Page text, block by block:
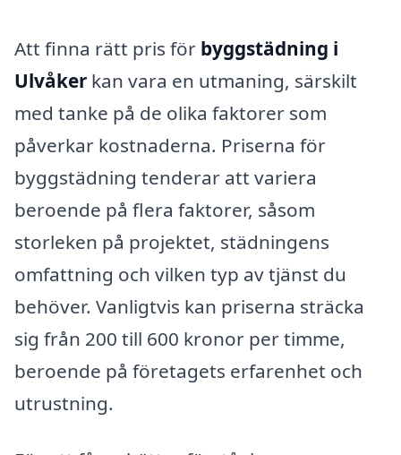
Att finna rätt pris för byggstädning i
Ulvåker kan vara en utmaning, särskilt
med tanke på de olika faktorer som
påverkar kostnaderna. Priserna för
byggstädning tenderar att variera
beroende på flera faktorer, såsom
storleken på projektet, städningens
omfattning och vilken typ av tjänst du
behöver. Vanligtvis kan priserna sträcka
sig från 200 till 600 kronor per timme,
beroende på företagets erfarenhet och
utrustning.